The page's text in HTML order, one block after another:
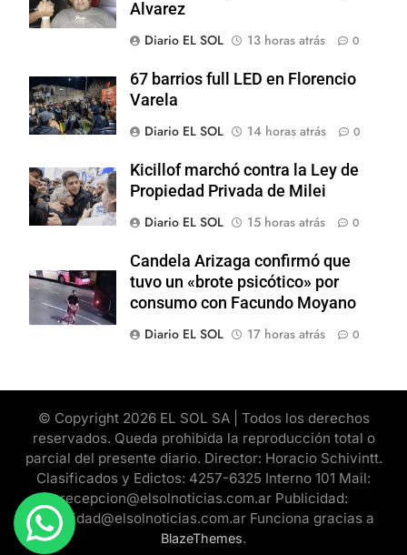
Alvarez
Diario EL SOL
13 horas atrás 0
67 barrios full LED en Florencio
Varela
Diario EL SOL
14 horas atrás 0
Kicillof marchó contra la Ley de
Propiedad Privada de Milei
Diario EL SOL
15 horas atrás 0
Candela Arizaga confirmó que
tuvo un «brote psicótico» por
consumo con Facundo Moyano
Diario EL SOL
17 horas atrás 0
© Copyright 2026 EL SOL SA | Todos los derechos
reservados. Queda prohibida la reproducción total o
parcial del presente diario. Director: Horacio Schivintt.
Clasificados y Edictos: 4257-6325 Interno 101 Mail:
recepcion@elsolnoticias.com.ar Publicidad:
publicidad@elsolnoticias.com.ar Funciona gracias a
BlazeThemes.